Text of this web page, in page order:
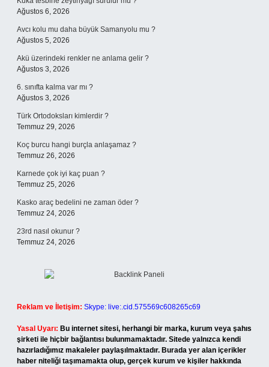
Ağustos 6, 2026
Avcı kolu mu daha büyük Samanyolu mu ?
Ağustos 5, 2026
Akü üzerindeki renkler ne anlama gelir ?
Ağustos 3, 2026
6. sınıfta kalma var mı ?
Ağustos 3, 2026
Türk Ortodoksları kimlerdir ?
Temmuz 29, 2026
Koç burcu hangi burçla anlaşamaz ?
Temmuz 26, 2026
Karnede çok iyi kaç puan ?
Temmuz 25, 2026
Kasko araç bedelini ne zaman öder ?
Temmuz 24, 2026
23rd nasıl okunur ?
Temmuz 24, 2026
Reklam ve İletişim: Skype: live:.cid.575569c608265c69
Yasal Uyarı: Bu internet sitesi, herhangi bir marka, kurum veya şahıs
şirketi ile hiçbir bağlantısı bulunmamaktadır. Sitede yalnızca kendi
hazırladığımız makaleler paylaşılmaktadır. Burada yer alan içerikler
haber niteliği taşımamakta olup, gerçek kurum ve kişiler hakkında